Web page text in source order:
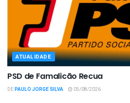
ATUALIDADE
PSD de Famalicão Recua
DEPAULO JORGE SILVA 05/08/2026